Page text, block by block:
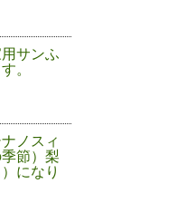
サンふ
。
ノスィ
節）梨
になり